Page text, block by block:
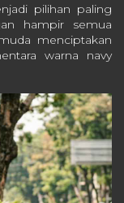
pilihan paling
hampir semua
menciptakan
warna navy